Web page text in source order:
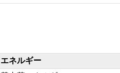
エネルギー